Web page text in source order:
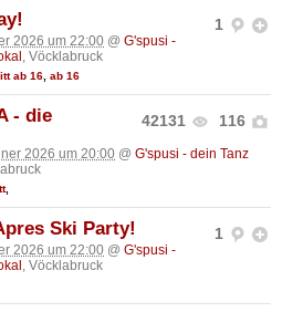
1
2026 um 22:00 @ G'spusi -
, Vöcklabruck
ab 16 ab 16
42131 116
- die
2026 um 20:00 @ G'spusi - dein Tanz
,
1
Ski Party!
2026 um 22:00 @ G'spusi -
, Vöcklabruck